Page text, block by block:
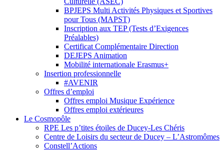
BPJEPS Multi Activités Physiques et Sportives
pour Tous (MAPST)
Inscription aux TEP (Tests d’Exigences
Préalables)
Certificat Complémentaire Direction
DEJEPS Animation
Mobilité internationale Erasmus+
Insertion professionnelle
#AVENIR
Offres d’emploi
Offres emploi Musique Expérience
Offres emploi extérieures
Le Cosmopôle
RPE Les p’tites étoiles de Ducey-Les Chéris
Centre de Loisirs du secteur de Ducey – L’Astromômes
Constell’Actions